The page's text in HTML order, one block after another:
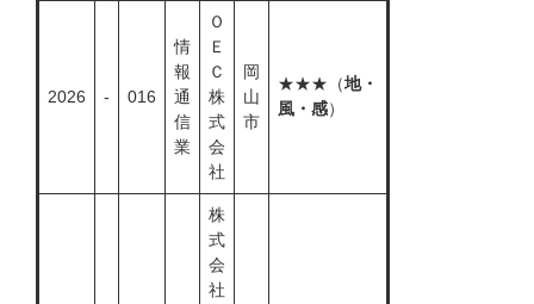
2026 - 016
情
報
通
信
業
Ｏ
Ｅ
Ｃ
株
式
会
社
岡
山
市
★★★（地・
風・感）
株
式
会
社